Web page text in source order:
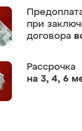
при
договора
Рассрочка
на 3, 4, 6